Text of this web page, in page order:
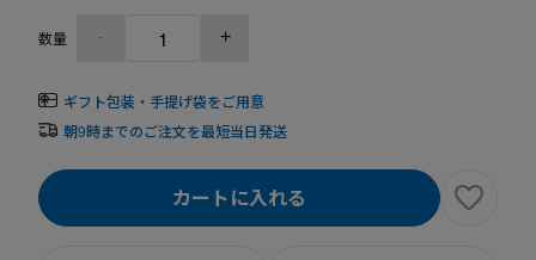
数量 - +
ギフト包装・手提げ袋をご用意
朝9時までのご注文を最短当日発送
カートに入れる